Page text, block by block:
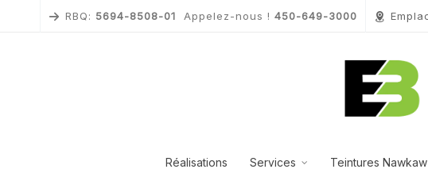
RBQ: 5694-8508-01 Appelez-nous ! 450-649-3000
Réalisations Services Teintures Nawkaw